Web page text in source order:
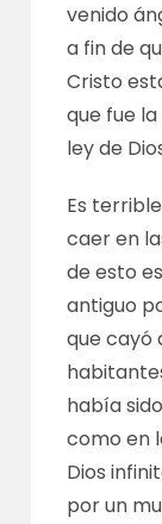
venido
a fin de
Cristo
que fue
ley de
Es
caer en
de esto
antiguo
que cayó
había
como en
Dios
por un